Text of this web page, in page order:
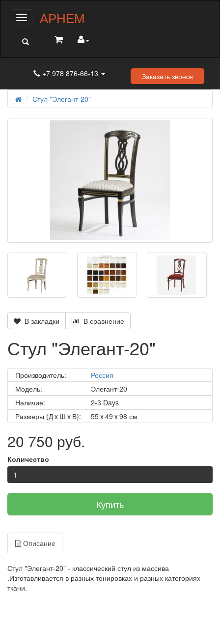
МенюАРНЕМ
+7 978 876-66-13 Заказать звонок
Стул "Элегант-20"
В закладки В сравнение
Стул "Элегант-20"
Производитель:
Россия
Модель:
Элегант-20
Наличие:
2-3 Days
Размеры (Д x Ш x В):
55 x 49 x 98 см
20 750 руб.
Количество
Купить
Описание
Стул "Элегант-20" - классический стул из массива
.Изготавливается в разных тонировках и разных категориях
ткани.